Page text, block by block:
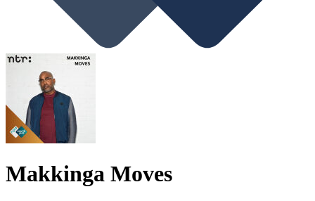
Makkinga Moves